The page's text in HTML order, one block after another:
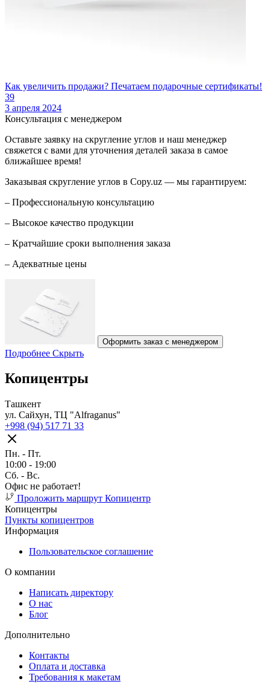
Как увеличить продажи? Печатаем подарочные сертификаты!
39
3 апреля 2024
Консультация с менеджером
Оставьте заявку на скругление углов и наш менеджер
свяжется с вами для уточнения деталей заказа в самое
ближайшее время!
Заказывая скругление углов в Copy.uz — мы гарантируем:
– Профессиональную консультацию
– Высокое качество продукции
– Кратчайшие сроки выполнения заказа
– Адекватные цены
Оформить заказ с менеджером
Подробнее Скрыть
Копицентры
Ташкент
ул. Сайхун, ТЦ "Alfraganus"
+998 (94) 517 71 33
Пн. - Пт.
10:00 - 19:00
Cб. - Вс.
Офис не работает!
Проложить маршрут Копицентр
Копицентры
Пункты копицентров
Информация
Пользовательское соглашение
О компании
Написать директору
О нас
Блог
Дополнительно
Контакты
Оплата и доставка
Требования к макетам